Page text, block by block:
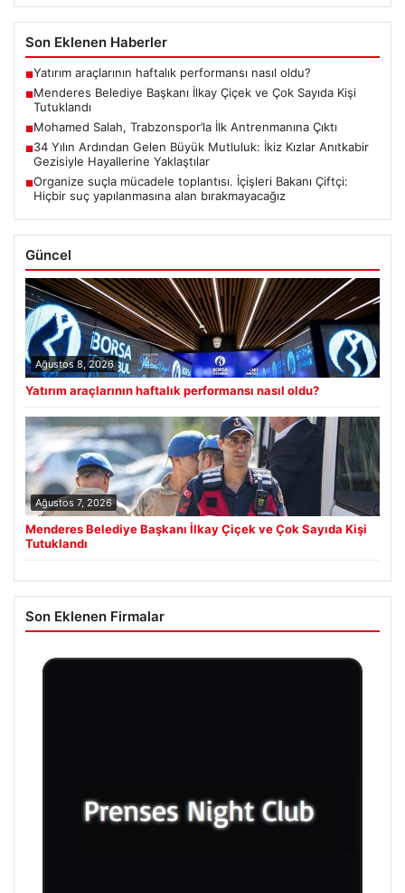
Son Eklenen Haberler
■Yatırım araçlarının haftalık performansı nasıl oldu?
■Menderes Belediye Başkanı İlkay Çiçek ve Çok Sayıda Kişi
Tutuklandı
■Mohamed Salah, Trabzonspor’la İlk Antrenmanına Çıktı
■34 Yılın Ardından Gelen Büyük Mutluluk: İkiz Kızlar Anıtkabir
Gezisiyle Hayallerine Yaklaştılar
■Organize suçla mücadele toplantısı. İçişleri Bakanı Çiftçi:
Hiçbir suç yapılanmasına alan bırakmayacağız
Güncel
Ağustos 8, 2026
Yatırım araçlarının haftalık performansı nasıl oldu?
Ağustos 7, 2026
Menderes Belediye Başkanı İlkay Çiçek ve Çok Sayıda Kişi
Tutuklandı
Son Eklenen Firmalar